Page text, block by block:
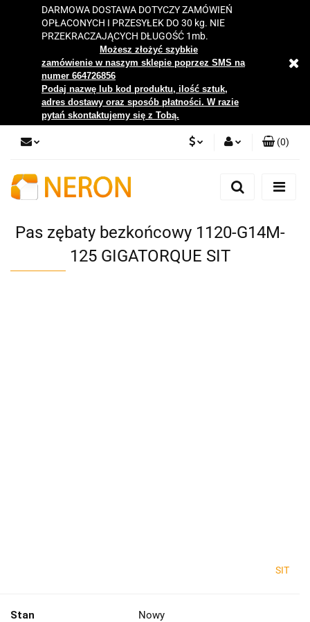
DARMOWA DOSTAWA DOTYCZY ZAMÓWIEŃ
OPŁACONYCH I PRZESYŁEK DO 30 kg. NIE
PRZEKRACZAJĄCYCH DŁUGOŚĆ 1mb.
Możesz złożyć szybkie
zamówienie w naszym sklepie poprzez SMS na
numer 664726856
Podaj nazwę lub kod produktu, ilość sztuk,
adres dostawy oraz sposób płatności. W razie
pytań skontaktujemy się z Tobą.
Zaloguj się
Zgody cookies
(0)
Pas zębaty bezkońcowy 1120-G14M-
125 GIGATORQUE SIT
SIT
Stan Nowy